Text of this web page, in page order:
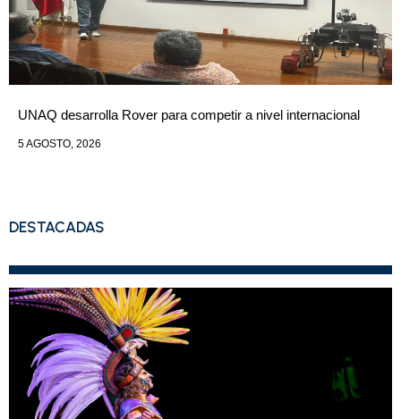
UNAQ desarrolla Rover para competir a nivel internacional
5 AGOSTO, 2026
DESTACADAS